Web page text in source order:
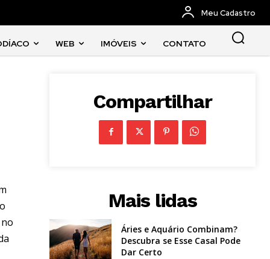
Meu Cadastro
WEB IMÓVEIS CONTATO
Compartilhar
Mais lidas
Áries e Aquário Combinam?
Descubra se Esse Casal Pode
Dar Certo